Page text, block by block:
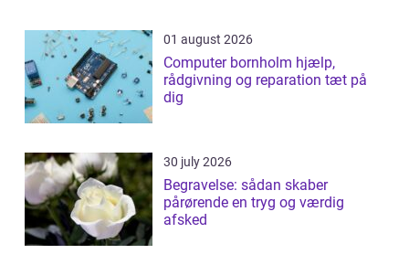
01 august 2026
Computer bornholm hjælp,
rådgivning og reparation tæt på
dig
30 july 2026
Begravelse: sådan skaber
pårørende en tryg og værdig
afsked